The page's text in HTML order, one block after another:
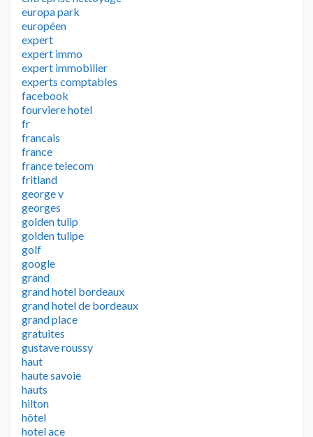
europa park
européen
expert
expert immo
expert immobilier
experts comptables
facebook
fourviere hotel
fr
francais
france
france telecom
fritland
george v
georges
golden tulip
golden tulipe
golf
google
grand
grand hotel bordeaux
grand hotel de bordeaux
grand place
gratuites
gustave roussy
haut
haute savoie
hauts
hilton
hôtel
hotel ace